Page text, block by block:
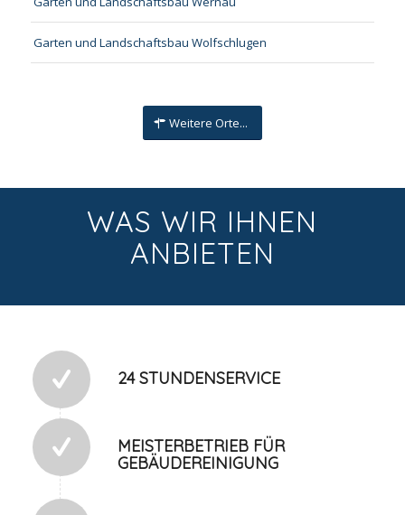
Garten und Landschaftsbau Wolfschlugen
Weitere Orte...
WAS WIR IHNEN
ANBIETEN
24 STUNDENSERVICE
MEISTERBETRIEB FÜR
GEBÄUDEREINIGUNG